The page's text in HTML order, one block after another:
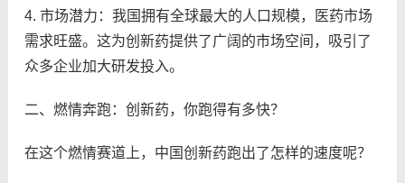
4. 市场潜力：我国拥有全球最大的人口规模，医药市场
需求旺盛。这为创新药提供了广阔的市场空间，吸引了
众多企业加大研发投入。
二、燃情奔跑：创新药，你跑得有多快？
在这个燃情赛道上，中国创新药跑出了怎样的速度呢？